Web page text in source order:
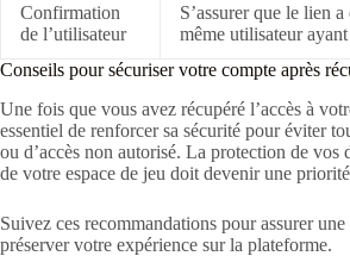
Confirmation
de l’utilisateur
S’assurer que le lien
même utilisateur
Conseils pour sécuriser votre compte après
Une fois que vous avez récupéré l’accès à
essentiel de renforcer sa sécurité pour éviter
ou d’accès non autorisé. La protection de vos
de votre espace de jeu doit devenir une
Suivez ces recommandations pour assurer
préserver votre expérience sur la plateforme.